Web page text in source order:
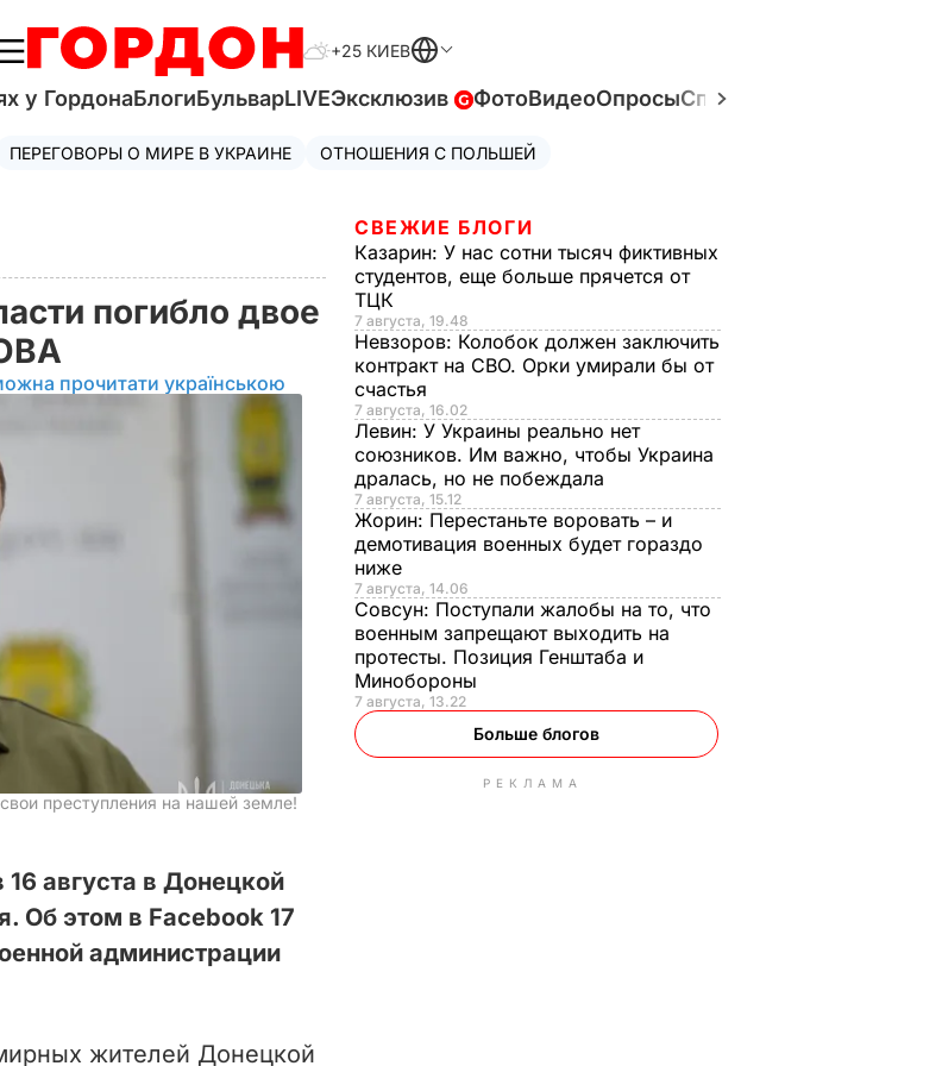
+25 КИЕВ
у ГордонаБлогиБульварLIVEЭксклюзив ФотоВидеоОпросыСпецпроекты
ПЕРЕГОВОРЫ О МИРЕ В УКРАИНЕ ОТНОШЕНИЯ С ПОЛЬШЕЙ
погибло двое
прочитати українською
преступления на нашей земле!
16 августа в Донецкой
Об этом в Facebook 17
администрации
жителей Донецкой
СВЕЖИЕ БЛОГИ
Казарин: У нас сотни тысяч фиктивных
студентов, еще больше прячется от
ТЦК
7 августа, 19.48
Невзоров: Колобок должен заключить
контракт на СВО. Орки умирали бы от
счастья
7 августа, 16.02
Левин: У Украины реально нет
союзников. Им важно, чтобы Украина
дралась, но не побеждала
7 августа, 15.12
Жорин: Перестаньте воровать – и
демотивация военных будет гораздо
ниже
7 августа, 14.06
Совсун: Поступали жалобы на то, что
военным запрещают выходить на
протесты. Позиция Генштаба и
Минобороны
7 августа, 13.22
Больше блогов
РЕКЛАМА